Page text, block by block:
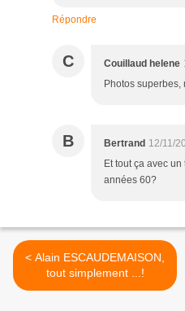
Répondre
C Couillaud helene
Photos superbes,
B Bertrand 12/11/
Et tout ça avec
années 60?
< Alain ESCAUDEMAISON,
tout simplement ...!